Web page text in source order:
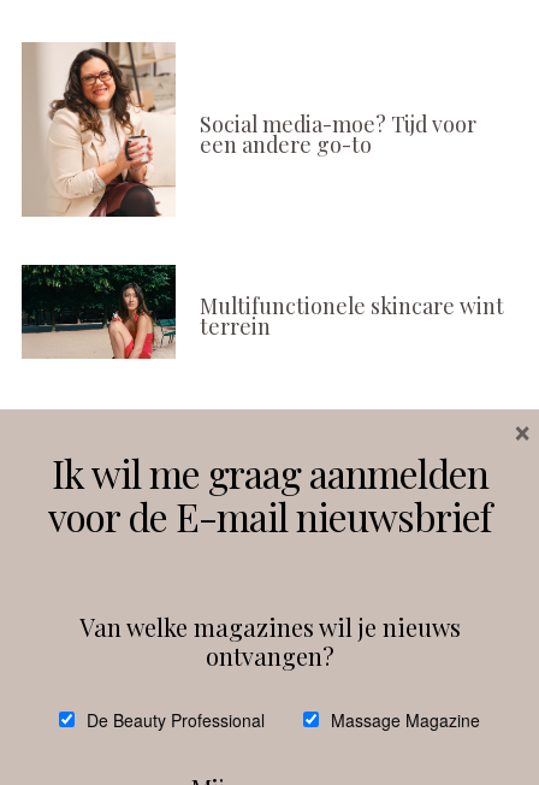
Social media-moe? Tijd voor
een andere go-to
Multifunctionele skincare wint
terrein
Instagram Facebook
debeautyprofessional
Ik wil me graag aanmelden
voor de E-mail nieuwsbrief
Van welke magazines wil je nieuws
ontvangen?
De Beauty Professional Massage Magazine
×